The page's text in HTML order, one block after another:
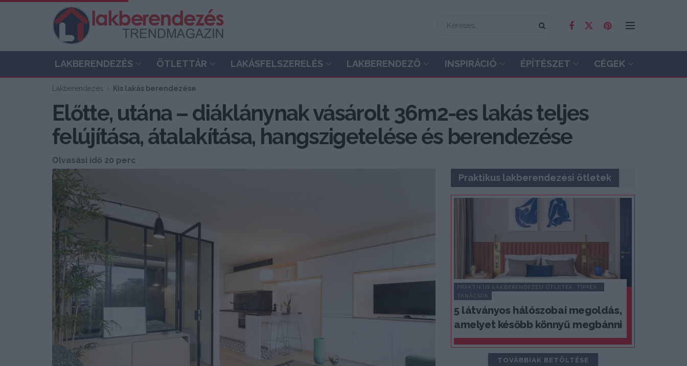
LAKBERENDEZÉS ÖTLETTÁR LAKÁSFELSZERELÉS LAKBERENDEZŐ INSPIRÁCIÓ ÉPÍTÉSZET CÉGEK
Lakberendezés Kis lakás berendezése
Előtte, utána – diáklánynak vásárolt 36m2-es lakás teljes
felújítása, átalakítása, hangszigetelése és berendezése
Olvasási idő 20 perc
Praktikus lakberendezési ötletek
PRAKTIKUS LAKBERENDEZÉSI ÖTLETEK, TIPPEK,
TANÁCSOK
5 látványos hálószobai megoldás,
amelyet később könnyű megbánni
TOVÁBBIAK BETÖLTÉSE